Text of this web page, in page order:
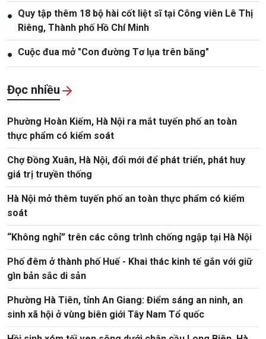
● Quy tập thêm 18 bộ hài cốt liệt sĩ tại Công viên Lê Thị
Riêng, Thành phố Hồ Chí Minh
● Cuộc đua mở "Con đường Tơ lụa trên băng"
Đọc nhiều
Phường Hoàn Kiếm, Hà Nội ra mắt tuyến phố an toàn
thực phẩm có kiểm soát
Chợ Đồng Xuân, Hà Nội, đổi mới để phát triển, phát huy
giá trị truyền thống
Hà Nội mở thêm tuyến phố an toàn thực phẩm có kiểm
soát
“Không nghỉ” trên các công trình chống ngập tại Hà Nội
Phố đêm ở thành phố Huế - Khai thác kinh tế gắn với giữ
gìn bản sắc di sản
Phường Hà Tiên, tỉnh An Giang: Điểm sáng an ninh, an
sinh xã hội ở vùng biên giới Tây Nam Tổ quốc